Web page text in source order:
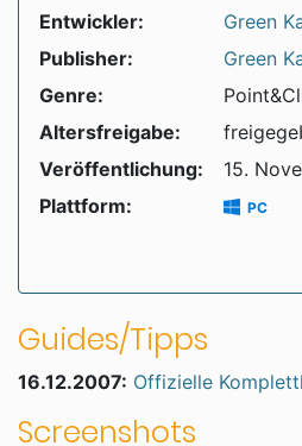
Entwickler:
Green
Publisher:
Green
Genre:
Altersfreigabe:
Veröffentlichung:
15.
Plattform:
PC
Guides/Tipps
16.12.2007: Offizielle
Screenshots